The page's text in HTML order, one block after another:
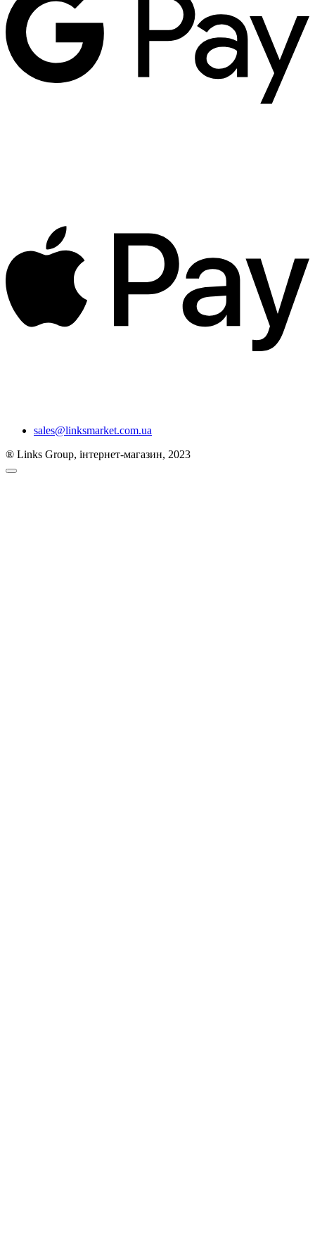
sales@linksmarket.com.ua
® Links Group, інтернет-магазин, 2023